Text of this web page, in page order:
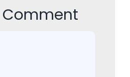
Comment